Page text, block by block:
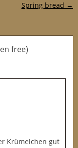
Spring bread →
free)
Krümelchen gut